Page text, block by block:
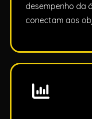
desempenho da
conectam aos